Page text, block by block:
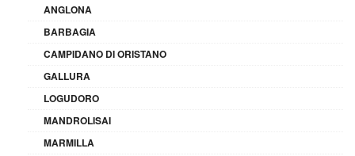
ANGLONA
BARBAGIA
CAMPIDANO DI ORISTANO
GALLURA
LOGUDORO
MANDROLISAI
MARMILLA